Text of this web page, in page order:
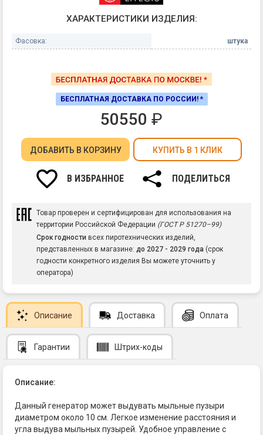
ХАРАКТЕРИСТИКИ ИЗДЕЛИЯ:
Фасовка: штука
БЕСПЛАТНАЯ ДОСТАВКА ПО РОССИИ! *
50550 ₽
ДОБАВИТЬ В КОРЗИНУ КУПИТЬ В 1 КЛИК
В ИЗБРАННОЕ ПОДЕЛИТЬСЯ
Товар проверен и сертифицирован для использования на
территории Российской Федерации (ГОСТ Р 51270–99)
Срок годности всех пиротехнических изделий,
представленных в магазине: до 2027 - 2029 года (срок
годности конкретного изделия Вы можете уточнить у
оператора)
Описание Доставка Оплата
Гарантии Штрих-коды
Описание:
Данный генератор может выдувать мыльные пузыри
диаметром около 10 см. Легкое изменение расстояния и
угла выдува мыльных пузырей. Удобное управление с